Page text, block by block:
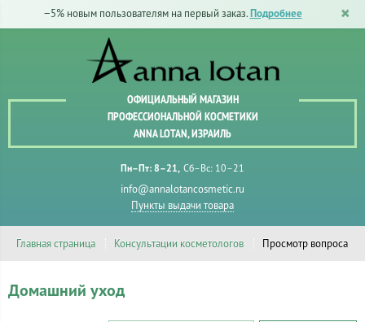
−5% новым пользователям на первый заказ. Подробнее
ОФИЦИАЛЬНЫЙ МАГАЗИН
ПРОФЕССИОНАЛЬНОЙ КОСМЕТИКИ
ANNA LOTAN, ИЗРАИЛЬ
Пн–Пт: 8–21 Сб–Вс: 10–21
info@annalotancosmetic.ru
Пункты выдачи товара
Главная страница Консультации косметологов Просмотр вопроса
Домашний уход